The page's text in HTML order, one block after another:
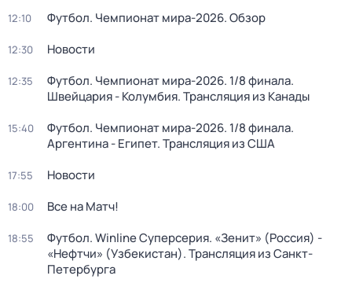
12:10 Футбол. Чемпионат мира-2026. Обзор
12:30 Новости
12:35
Футбол. Чемпионат мира-2026. 1/8 финала.
Швейцария - Колумбия. Трансляция из Канады
15:40
Футбол. Чемпионат мира-2026. 1/8 финала.
Аргентина - Египет. Трансляция из США
17:55 Новости
18:00 Все на Матч!
18:55
Футбол. Winline Суперсерия. «Зенит» (Россия) -
«Нефтчи» (Узбекистан). Трансляция из Санкт-
Петербурга